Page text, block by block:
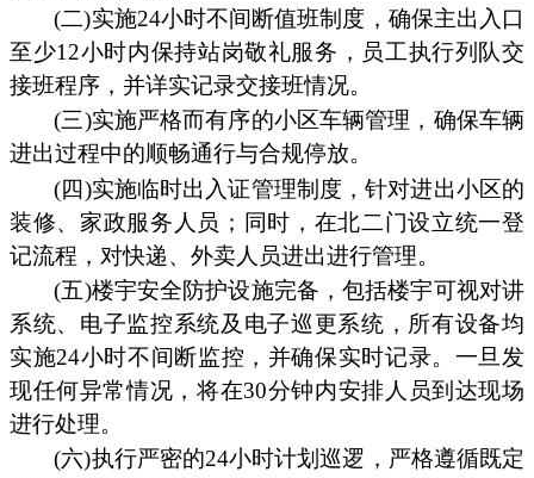
(二)实施24小时不间断值班制度，确保主出入口
至少12小时内保持站岗敬礼服务，员工执行列队交
接班程序，并详实记录交接班情况。
(三)实施严格而有序的小区车辆管理，确保车辆
进出过程中的顺畅通行与合规停放。
(四)实施临时出入证管理制度，针对进出小区的
装修、家政服务人员；同时，在北二门设立统一登
记流程，对快递、外卖人员进出进行管理。
(五)楼宇安全防护设施完备，包括楼宇可视对讲
系统、电子监控系统及电子巡更系统，所有设备均
实施24小时不间断监控，并确保实时记录。一旦发
现任何异常情况，将在30分钟内安排人员到达现场
进行处理。
(六)执行严密的24小时计划巡逻，严格遵循既定